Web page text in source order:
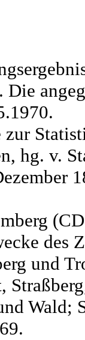
hg. v.
des
und
Wald;